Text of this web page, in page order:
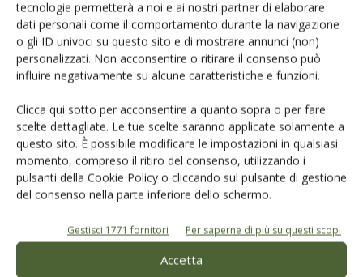
tecnologie permetterà a noi e ai nostri partner di elaborare
dati personali come il comportamento durante la navigazione
o gli ID univoci su questo sito e di mostrare annunci (non)
personalizzati. Non acconsentire o ritirare il consenso può
influire negativamente su alcune caratteristiche e funzioni.
Clicca qui sotto per acconsentire a quanto sopra o per fare
scelte dettagliate. Le tue scelte saranno applicate solamente a
questo sito. È possibile modificare le impostazioni in qualsiasi
momento, compreso il ritiro del consenso, utilizzando i
pulsanti della Cookie Policy o cliccando sul pulsante di gestione
del consenso nella parte inferiore dello schermo.
Gestisci 1771 fornitori Per saperne di più su questi scopi
Accetta
mondiale degli scambi internazionali. Intanto, riportando
l’analisi all’Italia,elaborazioni Ismea su dati Istatindicano
chenei primi sette mesi del 2024, l’export italiano è
cresciuto del 7% in volumea fronte di un +61 in valore
importazioniin quantità sonoscese del 15%con una
spesa in aumento del 32%. Da notare che il disavanzo della
bilancia commerciale è sceso a soli 14 milioni di euro.
Decisamente positivi gli invii negli Usa, primo Paese
cliente italiano con il 29 % dei volumi e il 31% degli introiti,
che nei primi 7 mesi dell’anno hanno segnato un +7% nei
volumi a cui si affianca il +61% degli introiti.